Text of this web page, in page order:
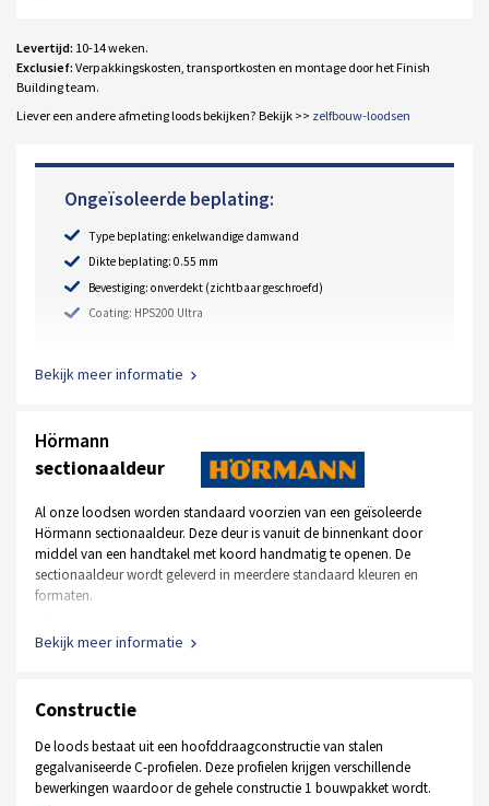
Levertijd: 10-14 weken.
Exclusief: Verpakkingskosten, transportkosten en montage door het Finish
Building team.
Liever een andere afmeting loods bekijken? Bekijk >> zelfbouw-loodsen
Ongeïsoleerde beplating:
Type beplating: enkelwandige damwand
Dikte beplating: 0.55 mm
Bevestiging: onverdekt (zichtbaar geschroefd)
Coating: HPS200 Ultra
Bekijk meer informatie
Hörmann
sectionaaldeur
Al onze loodsen worden standaard voorzien van een geïsoleerde
Hörmann sectionaaldeur. Deze deur is vanuit de binnenkant door
middel van een handtakel met koord handmatig te openen. De
sectionaaldeur wordt geleverd in meerdere standaard kleuren en
formaten.
Afmeting is 2500 mm x 2500 mm
Uitgevoerd met normaal beslag, inbouwhoogte +- 400 mm
Geïsoleerde stalen MZ loopdeur
Bekijk meer informatie
Constructie
De loods bestaat uit een hoofddraagconstructie van stalen
gegalvaniseerde C-profielen. Deze profielen krijgen verschillende
bewerkingen waardoor de gehele constructie 1 bouwpakket wordt.